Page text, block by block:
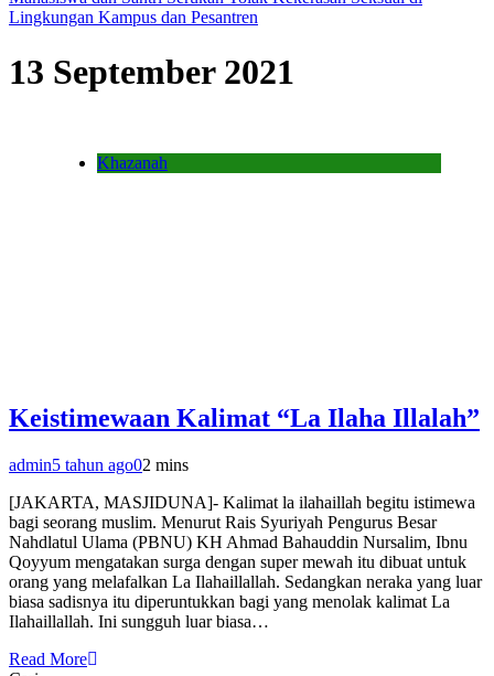
Lingkungan Kampus dan Pesantren
13 September 2021
Khazanah
Keistimewaan Kalimat “La Ilaha Illalah”
admin5 tahun ago02 mins
[JAKARTA, MASJIDUNA]- Kalimat la ilahaillah begitu istimewa
bagi seorang muslim. Menurut Rais Syuriyah Pengurus Besar
Nahdlatul Ulama (PBNU) KH Ahmad Bahauddin Nursalim, Ibnu
Qoyyum mengatakan surga dengan super mewah itu dibuat untuk
orang yang melafalkan La Ilahaillallah. Sedangkan neraka yang luar
biasa sadisnya itu diperuntukkan bagi yang menolak kalimat La
Ilahaillallah. Ini sungguh luar biasa…
Read More